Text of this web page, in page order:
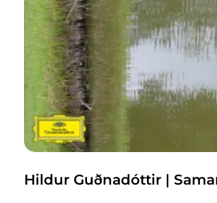
Hildur Guðnadóttir |